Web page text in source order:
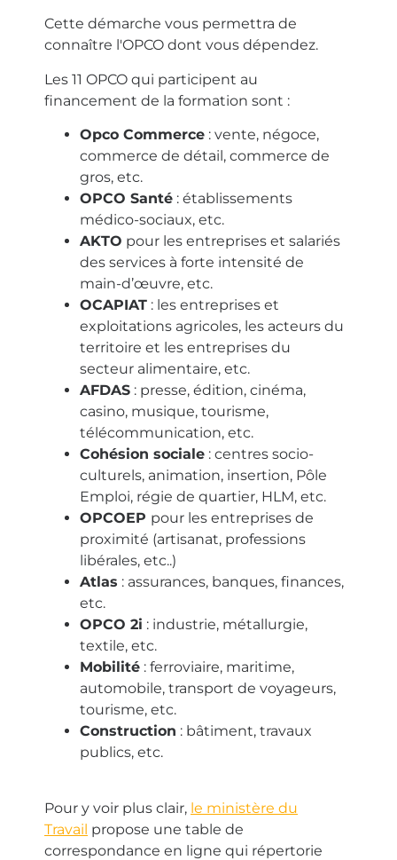
Cette démarche vous permettra de
connaître l'OPCO dont vous dépendez.
Les 11 OPCO qui participent au
financement de la formation sont :
Opco Commerce : vente, négoce,
commerce de détail, commerce de
gros, etc.
OPCO Santé : établissements
médico-sociaux, etc.
AKTO pour les entreprises et salariés
des services à forte intensité de
main-d’œuvre, etc.
OCAPIAT : les entreprises et
exploitations agricoles, les acteurs du
territoire et les entreprises du
secteur alimentaire, etc.
AFDAS : presse, édition, cinéma,
casino, musique, tourisme,
télécommunication, etc.
Cohésion sociale : centres socio-
culturels, animation, insertion, Pôle
Emploi, régie de quartier, HLM, etc.
OPCOEP pour les entreprises de
proximité (artisanat, professions
libérales, etc..)
Atlas : assurances, banques, finances,
etc.
OPCO 2i : industrie, métallurgie,
textile, etc.
Mobilité : ferroviaire, maritime,
automobile, transport de voyageurs,
tourisme, etc.
Construction : bâtiment, travaux
publics, etc.
Pour y voir plus clair, le ministère du
Travail propose une table de
correspondance en ligne qui répertorie